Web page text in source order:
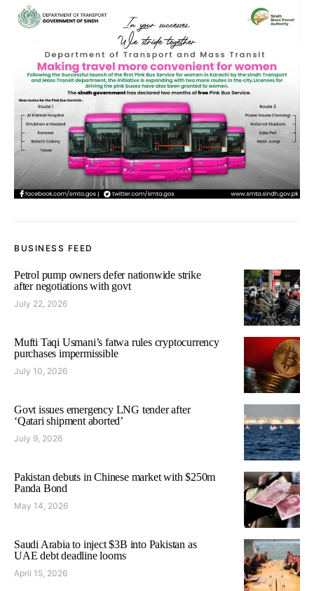
BUSINESS FEED
Petrol pump owners defer nationwide strike
after negotiations with govt
July 22, 2026
Mufti Taqi Usmani’s fatwa rules cryptocurrency
purchases impermissible
July 10, 2026
Govt issues emergency LNG tender after
‘Qatari shipment aborted’
July 9, 2026
Pakistan debuts in Chinese market with $250m
Panda Bond
May 14, 2026
Saudi Arabia to inject $3B into Pakistan as
UAE debt deadline looms
April 15, 2026